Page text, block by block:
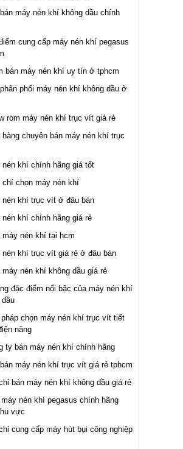
máy nén khí không dầu chính
cung cấp máy nén khí pegasus
bán máy nén khí uy tín ở tphcm
phối máy nén khí không dầu ở
rom máy nén khí trục vít giá rẻ
hàng chuyên bán máy nén khí trục
nén khí chính hãng giá tốt
chí chọn máy nén khí
nén khí trục vít ở đâu bán
nén khí chính hãng giá rẻ
máy nén khí tại hcm
nén khí trục vít giá rẻ ở đâu bán
máy nén khí không dầu giá rẻ
đặc điểm nổi bậc của máy nén khí
dầu
chọn máy nén khí trục vít tiết
năng
ty bán máy nén khí chính hãng
máy nén khí trục vít giá rẻ tphcm
bán máy nén khí không dầu giá rẻ
máy nén khí pegasus chính hãng
vực
cung cấp máy hút bụi công nghiệp